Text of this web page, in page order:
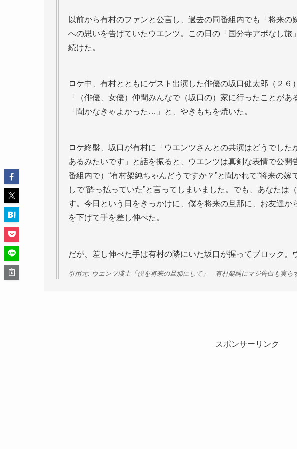
以前から有村のファンと公言し、過去の同番組内でも「将来
への思いを告げていたウエンツ。この日の「国分寺アポなし旅
続けた。
ロケ中、有村とともにゲスト出演した俳優の坂口健太郎（２
「（俳優、女優）仲間みんなで（坂口の）家に行ったことが
「聞かなきゃよかった…」と、やきもちを焼いた。
ロケ終盤、坂口が有村に「ウエンツさんとの共演はどうでし
あるみたいです」と話を振ると、ウエンツは真剣な表情で公
番組内で）“有村架純ちゃんどうですか？”と聞かれて“将来の
しで“酔っ払っていた”と言ってしまいました。でも、あなたは
す。今日という日をきっかけに、僕を将来の旦那に、お友達
を下げて手を差し伸べた。
だが、差し伸べた手は有村の隣にいた坂口が握ってブロック。
引用元: ウエンツ瑛士「僕を将来の旦那にして」 有村架純にマジ告白も実ら
スポンサーリンク